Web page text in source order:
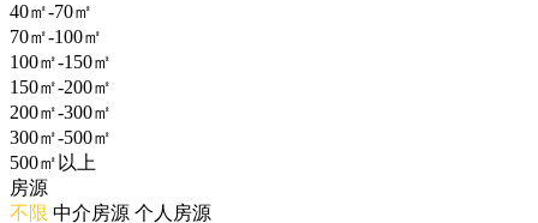
40㎡-70㎡
70㎡-100㎡
100㎡-150㎡
150㎡-200㎡
200㎡-300㎡
300㎡-500㎡
500㎡以上
房源
不限 中介房源 个人房源